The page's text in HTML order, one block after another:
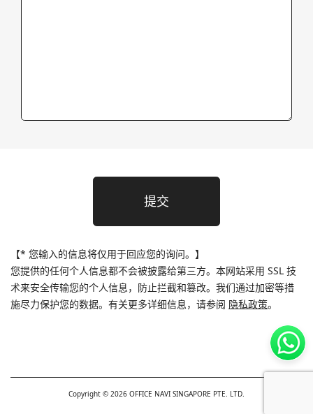
提交
【* 您输入的信息将仅用于回应您的询问。 】
您提供的任何个人信息都不会被披露给第三方。本网站采用 SSL 技
术来安全传输您的个人信息，防止拦截和篡改。我们通过加密等措
施尽力保护您的数据。有关更多详细信息，请参阅 隐私政策。
Copyright © 2026 OFFICE NAVI SINGAPORE PTE. LTD.